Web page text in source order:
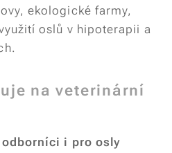
ekologické farmy,
oslů v hipoterapii a
na veterinární
i pro osly